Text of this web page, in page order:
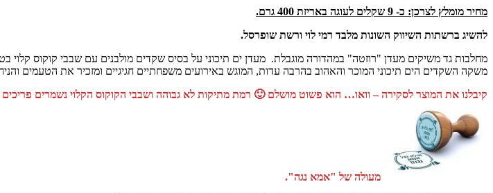
מחיר מומלץ לצרכן: כ- 9 שקלים לעוגה באריזת 400 גרם.
להשיג ברשתות השיווק השונות מלבד רמי לוי ורשת שופרסל.
מחלבות גד משיקים מעדן "רוזטה" במהדורה מוגבלת. מעדן ים תיכוני על בסיס שקדים מולבנים עם שבבי קוקוס
משקה השקדים הים תיכוני המוכר והאהוב בהרבה עדות, המוגש באירועים משפחתיים חגיגיים ומזכיר את הטעמים
קיבלנו את המוצר לסקירה – וואו… הוא פשוט מושלם 🙂 רמת מתיקות לא גבוהה ושבבי הקוקוס הקלוי נשמרים
מעולה של "אמא נגה".